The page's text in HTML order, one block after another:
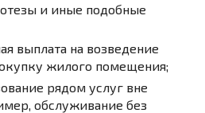
и иные подобные
выплата на возведение
жилого помещения;
рядом услуг вне
обслуживание без